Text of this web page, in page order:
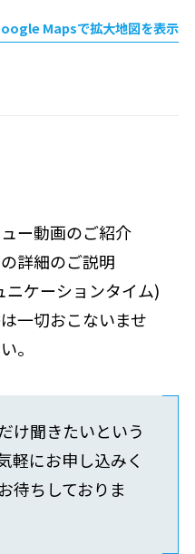
Mapsで拡大地図を表示
ー動画のご紹介
詳細のご説明
ニケーションタイム)
一切おこないませ
。
け聞きたいという
軽にお申し込みく
待ちしておりま